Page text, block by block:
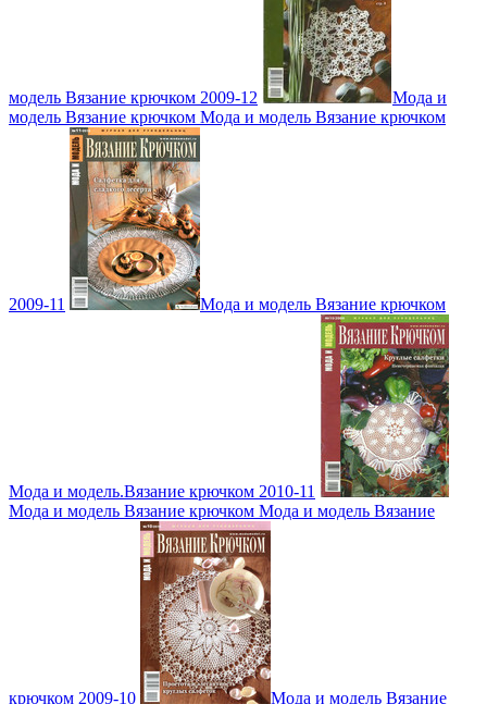
модель Вязание крючком 2009-12
Мода и
модель Вязание крючком Мода и модель Вязание крючком
2009-11 Мода и модель Вязание крючком
Мода и модель.Вязание крючком 2010-11
Мода и модель Вязание крючком Мода и модель Вязание
крючком 2009-10
Мода и модель Вязание